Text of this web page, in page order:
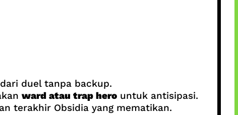
duel tanpa backup.
ward atau trap herountuk antisipasi.
terakhir Obsidia yang mematikan.